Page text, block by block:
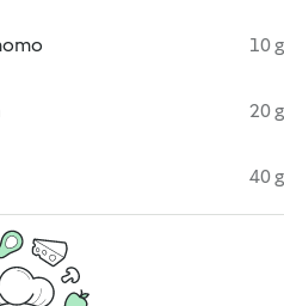
10 g
20 g
40 g